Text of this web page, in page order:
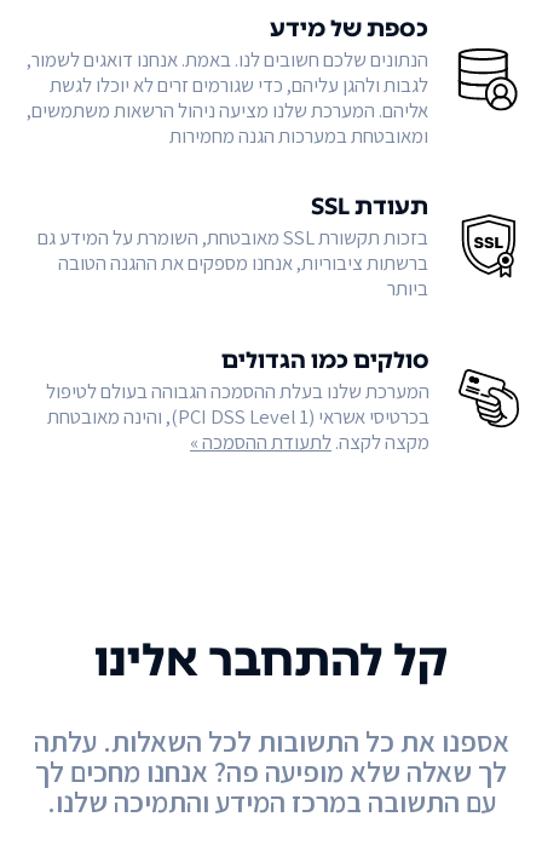
כספת של מידע
הנתונים שלכם חשובים לנו. באמת. אנחנו דואגים לשמור,
לגבות ולהגן עליהם, כדי שגורמים זרים לא יוכלו לגשת
אליהם. המערכת שלנו מציעה ניהול הרשאות משתמשים,
ומאובטחת במערכות הגנה מחמירות
תעודת SSL
בזכות תקשורת SSL מאובטחת, השומרת על המידע גם
ברשתות ציבוריות, אנחנו מספקים את ההגנה הטובה
ביותר
סולקים כמו הגדולים
המערכת שלנו בעלת ההסמכה הגבוהה בעולם לטיפול
בכרטיסי אשראי (PCI DSS Level 1), והינה מאובטחת
מקצה לקצה.לתעודת ההסמכה »
קל להתחבר אלינו
אספנו את כל התשובות לכל השאלות. עלתה
לך שאלה שלא מופיעה פה? אנחנו מחכים לך
עם התשובה במרכז המידע והתמיכה שלנו.